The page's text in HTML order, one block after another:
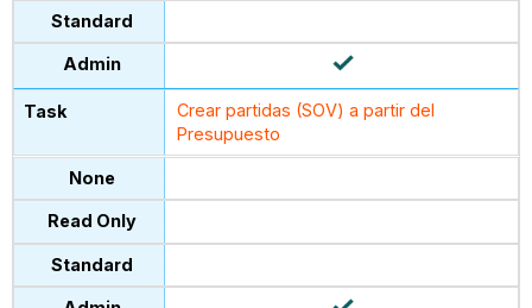
Crear partidas (SOV) a partir del
Presupuesto